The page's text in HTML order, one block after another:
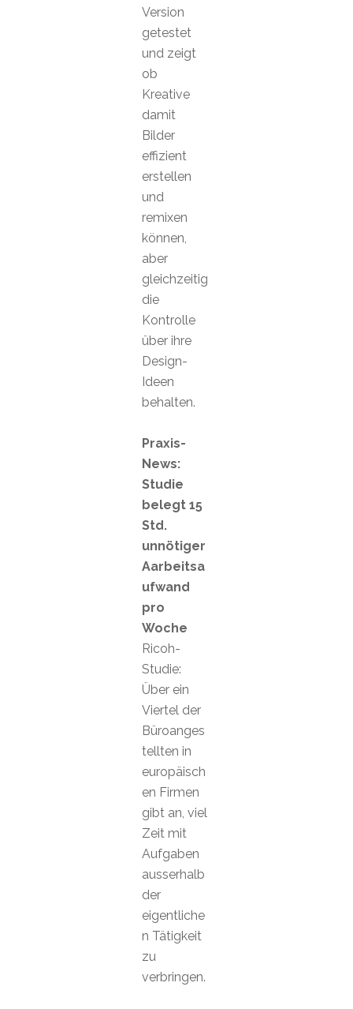
Version
getestet
und zeigt
ob
Kreative
damit
Bilder
effizient
erstellen
und
remixen
können,
aber
gleichzeitig
die
Kontrolle
über ihre
Design-
Ideen
behalten.
Praxis-
News:
Studie
belegt 15
Std.
unnötiger
Aarbeitsa
ufwand
pro
Woche
Ricoh-
Studie:
Über ein
Viertel der
Büroanges
tellten in
europäisch
en Firmen
gibt an, viel
Zeit mit
Aufgaben
ausserhalb
der
eigentliche
n Tätigkeit
zu
verbringen.